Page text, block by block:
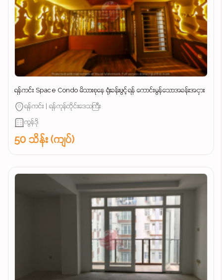
ရန်ကင်း Space Condo မိသားစုနေ ရုံးခန်းဖွင့်ရန် ကောင်းမွန်သောအခန်းအငှား
ရန်ကင်း | ရန်ကုန်တိုင်းဒေသကြီး
ကွန်ဒို
50 သိန်း (ကျပ်)